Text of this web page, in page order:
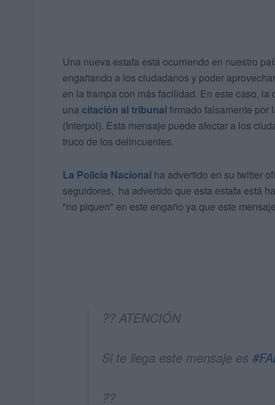
Una nueva estafa está ocurriendo en nuestro
engañando a los ciudadanos y poder
en la trampa con más facilidad. En este caso,
una citación al tribunal firmado falsamente por
(Interpol). Esta mensaje puede afectar a los
truco de los delincuentes.
La Policía Nacional ha advertido en su twitter
seguidores, ha advertido que esta estafa está
"no piquen" en este engaño ya que este
?? ATENCIÓN
Si te llega este mensaje es
??